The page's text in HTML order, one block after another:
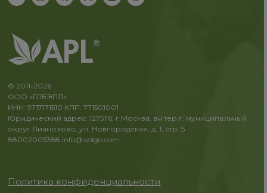
© 2011-2026
ООО «ГЛБЭПЛ»
ИНН: 9717171510 КПП: 771501001
Юридический адрес: 127576, г.Москва, вн.тер.г. муниципальный
округ Лианозово, ул. Новгородская, д. 1, стр. 5
88002005388 info@aplgo.com
Политика конфиденциальности